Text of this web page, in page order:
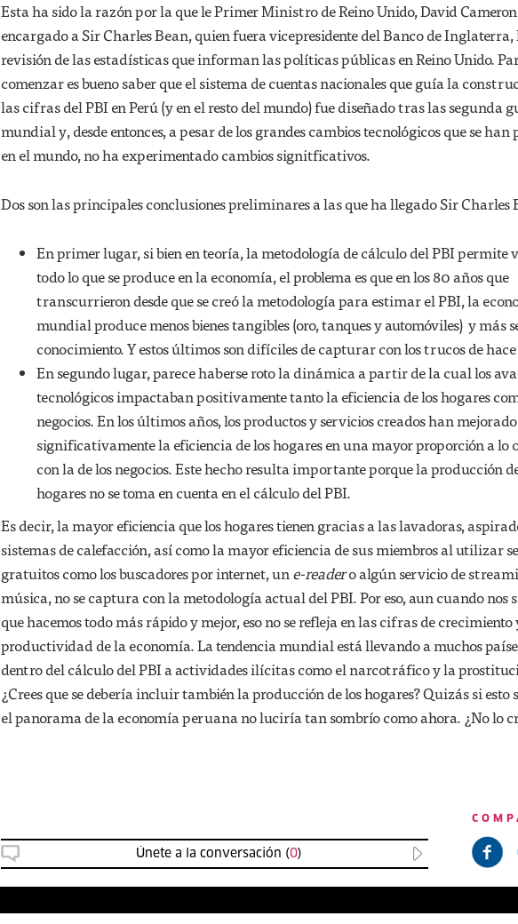
Esta ha sido la razón por la que le Primer Ministro de Reino Unido, David
encargado a Sir Charles Bean, quien fuera vicepresidente del Banco de Inglaterra,
revisión de las estadísticas que informan las políticas públicas en Reino Unido.
comenzar es bueno saber que el sistema de cuentas nacionales que guía la
las cifras del PBI en Perú (y en el resto del mundo) fue diseñado tras las segunda
mundial y, desde entonces, a pesar de los grandes cambios tecnológicos que se
en el mundo, no ha experimentado cambios signitficativos.
Dos son las principales conclusiones preliminares a las que ha llegado Sir Charles
En primer lugar, si bien en teoría, la metodología de cálculo del PBI permite
todo lo que se produce en la economía, el problema es que en los 80 años que
transcurrieron desde que se creó la metodología para estimar el PBI, la
mundial produce menos bienes tangibles (oro, tanques y automóviles) y más
conocimiento. Y estos últimos son difíciles de capturar con los trucos de
En segundo lugar, parece haberse roto la dinámica a partir de la cual los
tecnológicos impactaban positivamente tanto la eficiencia de los hogares
negocios. En los últimos años, los productos y servicios creados han mejorado
significativamente la eficiencia de los hogares en una mayor proporción a lo
con la de los negocios. Este hecho resulta importante porque la producción
hogares no se toma en cuenta en el cálculo del PBI.
Es decir, la mayor eficiencia que los hogares tienen gracias a las lavadoras,
sistemas de calefacción, así como la mayor eficiencia de sus miembros al utilizar
gratuitos como los buscadores por internet, une-readero algún servicio de
música, no se captura con la metodología actual del PBI. Por eso, aun cuando nos
que hacemos todo más rápido y mejor, eso no se refleja en las cifras de crecimiento
productividad de la economía. La tendencia mundial está llevando a muchos
dentro del cálculo del PBI a actividades ilícitas como el narcotráfico y la
¿Crees que se debería incluir también la producción de los hogares? Quizás si esto
el panorama de la economía peruana no luciría tan sombrío como ahora. ¿No lo
Únete a la conversación (0)